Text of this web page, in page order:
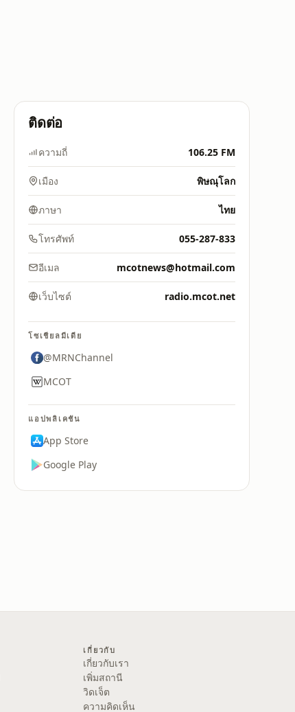
ติดต่อ
ความถี่ 106.25 FM
เมือง พิษณุโลก
ภาษา ไทย
โทรศัพท์ 055-287-833
อีเมล mcotnews@hotmail.com
เว็บไซต์ radio.mcot.net
โซเชียลมีเดีย
@MRNChannel
MCOT
แอปพลิเคชัน
App Store
Google Play
เกี่ยวกับ
เกี่ยวกับเรา
เพิ่มสถานี
วิดเจ็ต
ความคิดเห็น